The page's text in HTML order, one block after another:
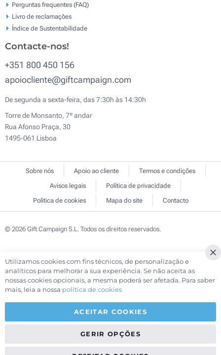
Perguntas frequentes (FAQ)
Livro de reclamaçōes
Índice de Sustentabilidade
Contacte-nos!
+351 800 450 156
apoiocliente@giftcampaign.com
De segunda a sexta-feira, das 7:30h às 14:30h
Torre de Monsanto, 7º andar
Rua Afonso Praça, 30
1495-061 Lisboa
Sobre nós Apoio ao cliente
Termos e condições
Avisos legais
Política de privacidade
Política de cookies
Mapa do site Contacto
© 2026 Gift Campaign S.L. Todos os direitos reservados.
Utilizamos cookies com fins técnicos, de personalização e
analíticos para melhorar a sua experiência. Se não aceita as
nossas cookies opcionais, a mesma poderá ser afetada. Para saber
mais, leia a nossa política de cookies
ACEITAR COOKIES
GERIR OPÇÕES